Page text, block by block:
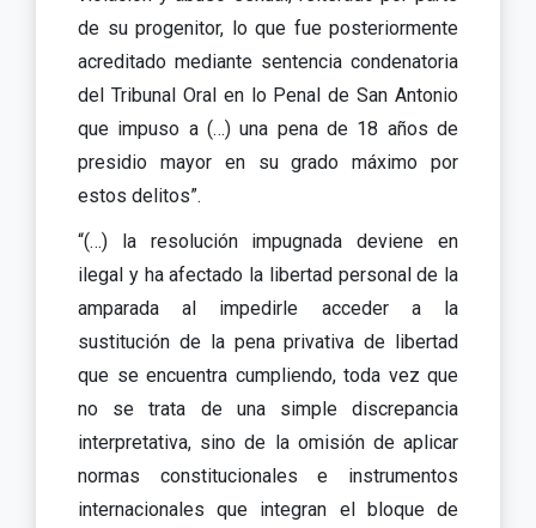
de su progenitor, lo que fue posteriormente
acreditado mediante sentencia condenatoria
del Tribunal Oral en lo Penal de San Antonio
que impuso a (…) una pena de 18 años de
presidio mayor en su grado máximo por
estos delitos”.
“(…) la resolución impugnada deviene en
ilegal y ha afectado la libertad personal de la
amparada al impedirle acceder a la
sustitución de la pena privativa de libertad
que se encuentra cumpliendo, toda vez que
no se trata de una simple discrepancia
interpretativa, sino de la omisión de aplicar
normas constitucionales e instrumentos
internacionales que integran el bloque de